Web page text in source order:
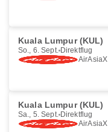
Kuala Lumpur (KUL)
So., 6. Sept. Direktflug
AirAsiaX
Kuala Lumpur (KUL)
Sa., 5. Sept. Direktflug
AirAsiaX